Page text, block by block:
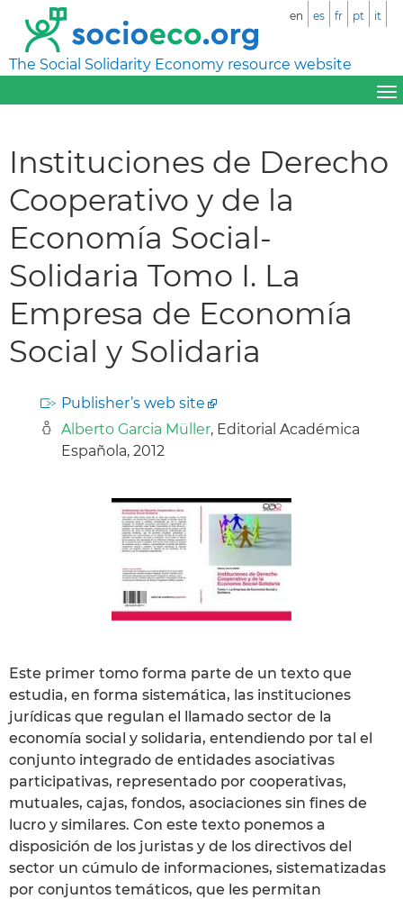
The Social Solidarity Economy resource website
en es fr pt it
Instituciones de Derecho
Cooperativo y de la
Economía Social-
Solidaria Tomo I. La
Empresa de Economía
Social y Solidaria
Publisher’s web site
Alberto Garcia Müller, Editorial Académica
Española, 2012
Este primer tomo forma parte de un texto que
estudia, en forma sistemática, las instituciones
jurídicas que regulan el llamado sector de la
economía social y solidaria, entendiendo por tal el
conjunto integrado de entidades asociativas
participativas, representado por cooperativas,
mutuales, cajas, fondos, asociaciones sin fines de
lucro y similares. Con este texto ponemos a
disposición de los juristas y de los directivos del
sector un cúmulo de informaciones, sistematizadas
por conjuntos temáticos, que les permitan